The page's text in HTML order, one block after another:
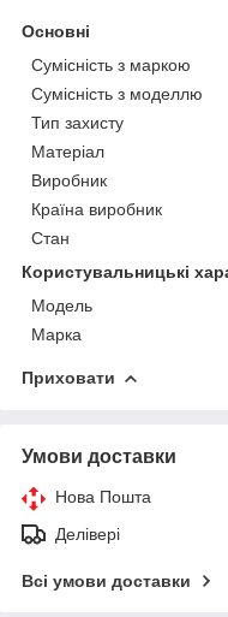
Основні
Сумісність з маркою
Сумісність з моделлю
Тип захисту
Матеріал
Виробник
Країна виробник
Стан
Користувальницькі
Модель
Марка
Приховати
Умови доставки
Нова Пошта
Делівері
Всі умови доставки